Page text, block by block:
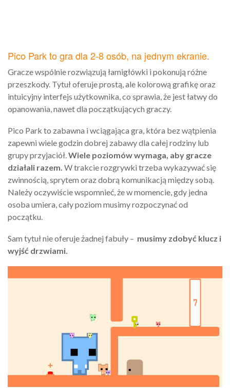
Pico Park to gra dla 2-8 osób, na jednym ekranie.
Gracze wspólnie rozwiązują łamigłówki i pokonują różne
przeszkody. Tytuł oferuje prostą, ale kolorową grafikę oraz
intuicyjny interfejs użytkownika, co sprawia, że jest łatwy do
opanowania, nawet dla początkujących graczy.
Pico Park to zabawna i wciągająca gra, która bez wątpienia
zapewni wiele godzin dobrej zabawy dla całej rodziny lub
grupy przyjaciół. Wiele poziomów wymaga, aby gracze
działali razem. W trakcie rozgrywki trzeba wykazywać się
zwinnością, sprytem oraz dobrą komunikacją między sobą.
Należy oczywiście wspomnieć, że w momencie, gdy jedna
osoba umiera, cały poziom musimy rozpoczynać od
początku.
Sam tytuł nie oferuje żadnej fabuły – musimy zdobyć klucz i
wyjść drzwiami.